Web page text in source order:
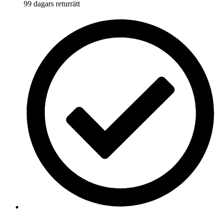
99 dagars returrätt